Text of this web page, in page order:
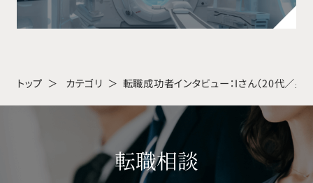
トップ カテゴリ 転職成功者インタビュー：Iさん（20代／
転職相談